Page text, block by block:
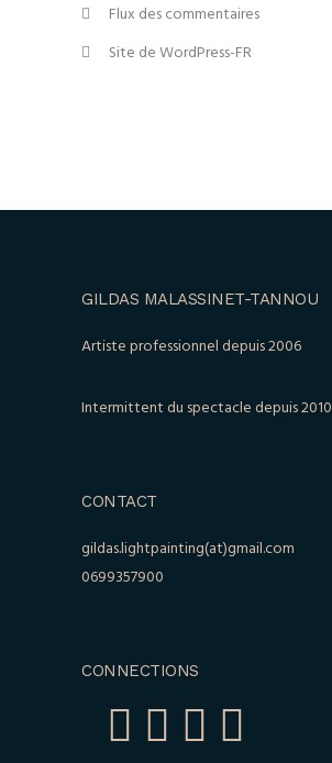
Flux des commentaires
Site de WordPress-FR
GILDAS MALASSINET-TANNOU
Artiste professionnel depuis 2006
Intermittent du spectacle depuis 2010
CONTACT
gildas.lightpainting(at)gmail.com
0699357900
CONNECTIONS